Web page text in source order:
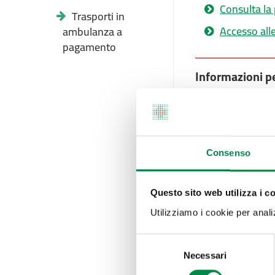
Consenso
Questo sito web utilizza i
Utilizziamo i cookie per
Necessari
Trasporti in
ambulanza a
pagamento
Consulta
Accesso
Informazioni
Allo scopo di
correttezza e
delle Camere
dei defunti.
In
camere
svolgimento di
al sito regionale
NB: è
codice fiscale